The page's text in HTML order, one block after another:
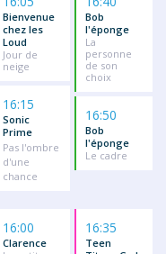
Bienvenue
chez les
Loud
Jour de
neige
16:15
Sonic
Prime
Pas l'ombre
d'une
chance
Bob
l'éponge
La
personne
de son
choix
16:50
Bob
l'éponge
Le cadre
16:00
Clarence
16:35
Teen